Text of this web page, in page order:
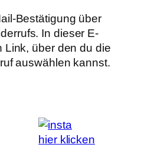
Bestätigung über
In dieser E-
Link, über den du die
auswählen kannst.
hier klicken